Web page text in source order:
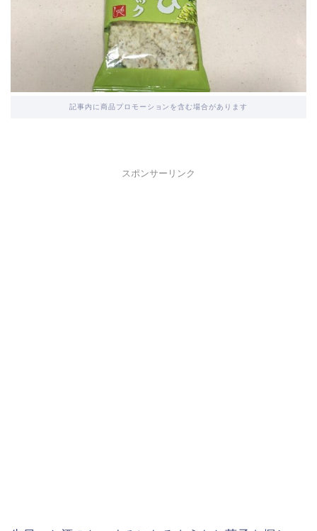
記事内に商品プロモーションを含む場合があります
スポンサーリンク